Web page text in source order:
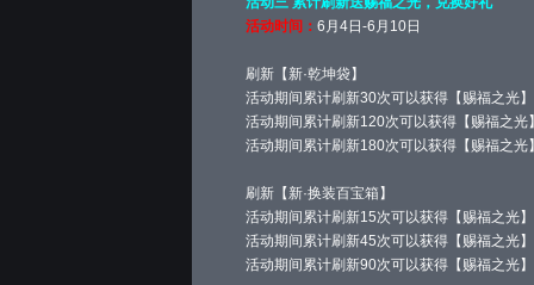
活动时间： 6月4日-6月10日
刷新【新·乾坤袋】
活动期间累计刷新30次可以获得【赐福之光
活动期间累计刷新120次可以获得【赐福之光
活动期间累计刷新180次可以获得【赐福之光
刷新【新·换装百宝箱】
活动期间累计刷新15次可以获得【赐福之光
活动期间累计刷新45次可以获得【赐福之光
活动期间累计刷新90次可以获得【赐福之光